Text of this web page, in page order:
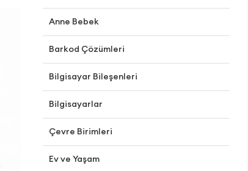
Anne Bebek
Barkod Çözümleri
Bilgisayar Bileşenleri
Bilgisayarlar
Çevre Birimleri
Ev ve Yaşam